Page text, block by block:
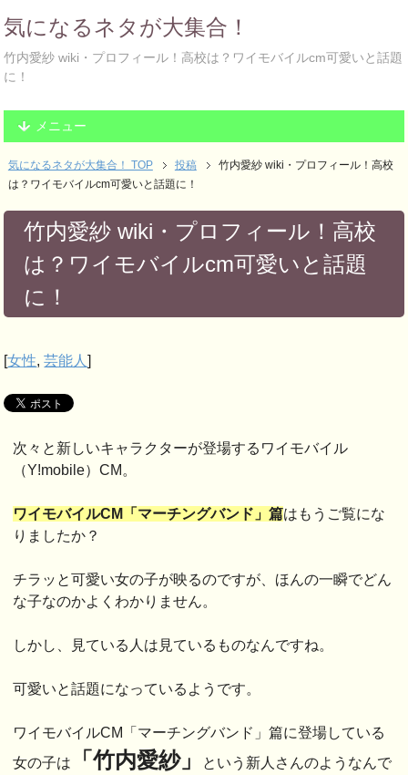
気になるネタが大集合！
竹内愛紗 wiki・プロフィール！高校は？ワイモバイルcm可愛いと話題
に！
メニュー
気になるネタが大集合！ TOP 投稿
竹内愛紗 wiki・プロフィール！高校
は？ワイモバイルcm可愛いと話題に！
竹内愛紗 wiki・プロフィール！高校
は？ワイモバイルcm可愛いと話題
に！
[女性,芸能人]
次々と新しいキャラクターが登場するワイモバイル
（Y!mobile）CM。
ワイモバイルCM「マーチングバンド」篇はもうご覧にな
りましたか？
チラッと可愛い女の子が映るのですが、ほんの一瞬でどん
な子なのかよくわかりません。
しかし、見ている人は見ているものなんですね。
可愛いと話題になっているようです。
ワイモバイルCM「マーチングバンド」篇に登場している
女の子は
「竹内愛紗」
という新人さんのようなんで